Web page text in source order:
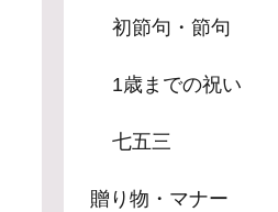
初節句・節句
1歳までの祝い
七五三
贈り物・マナー